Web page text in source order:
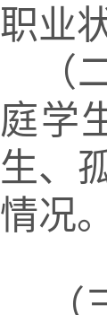
职业
（
庭学
生、
情况。